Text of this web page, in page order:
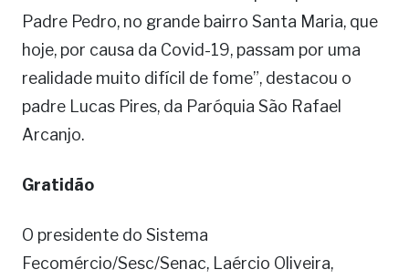
Padre Pedro, no grande bairro Santa Maria, que
hoje, por causa da Covid-19, passam por uma
realidade muito difícil de fome”, destacou o
padre Lucas Pires, da Paróquia São Rafael
Arcanjo.
Gratidão
O presidente do Sistema
Fecomércio/Sesc/Senac, Laércio Oliveira,